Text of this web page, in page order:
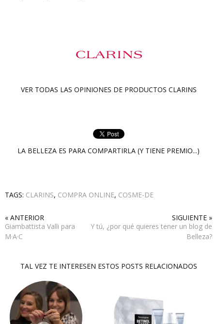
VER TODAS LAS OPINIONES DE PRODUCTOS CLARINS
LA BELLEZA ES PARA COMPARTIRLA (Y TIENE PREMIO...)
TAGS: CLARINS, COMPRA ONLINE, COSME-DE
« ANTERIOR
Giambattista Valli para
M·A·C
SIGUIENTE »
Y tú, ¿por qué quieres tener un blog de
Belleza?
TAL VEZ TE INTERESEN ESTOS POSTS RELACIONADOS